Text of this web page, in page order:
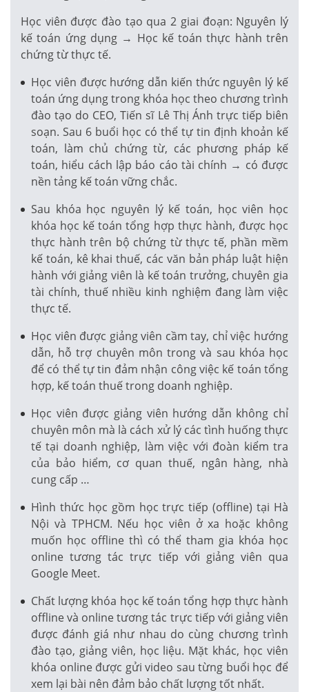
Học viên được đào tạo qua 2 giai đoạn: Nguyên lý
kế toán ứng dụng → Học kế toán thực hành trên
chứng từ thực tế.
Học viên được hướng dẫn kiến thức nguyên lý kế
toán ứng dụng trong khóa học theo chương trình
đào tạo do CEO, Tiến sĩ Lê Thị Ánh trực tiếp biên
soạn. Sau 6 buổi học có thể tự tin định khoản kế
toán, làm chủ chứng từ, các phương pháp kế
toán, hiểu cách lập báo cáo tài chính → có được
nền tảng kế toán vững chắc.
Sau khóa học nguyên lý kế toán, học viên học
khóa học kế toán tổng hợp thực hành, được học
thực hành trên bộ chứng từ thực tế, phần mềm
kế toán, kê khai thuế, các văn bản pháp luật hiện
hành với giảng viên là kế toán trưởng, chuyên gia
tài chính, thuế nhiều kinh nghiệm đang làm việc
thực tế.
Học viên được giảng viên cầm tay, chỉ việc hướng
dẫn, hỗ trợ chuyên môn trong và sau khóa học
để có thể tự tin đảm nhận công việc kế toán tổng
hợp, kế toán thuế trong doanh nghiệp.
Học viên được giảng viên hướng dẫn không chỉ
chuyên môn mà là cách xử lý các tình huống thực
tế tại doanh nghiệp, làm việc với đoàn kiểm tra
của bảo hiểm, cơ quan thuế, ngân hàng, nhà
cung cấp …
Hình thức học gồm học trực tiếp (offline) tại Hà
Nội và TPHCM. Nếu học viên ở xa hoặc không
muốn học offline thì có thể tham gia khóa học
online tương tác trực tiếp với giảng viên qua
Google Meet.
Chất lượng khóa học kế toán tổng hợp thực hành
offline và online tương tác trực tiếp với giảng viên
được đánh giá như nhau do cùng chương trình
đào tạo, giảng viên, học liệu. Mặt khác, học viên
khóa online được gửi video sau từng buổi học để
xem lại bài nên đảm bảo chất lượng tốt nhất.